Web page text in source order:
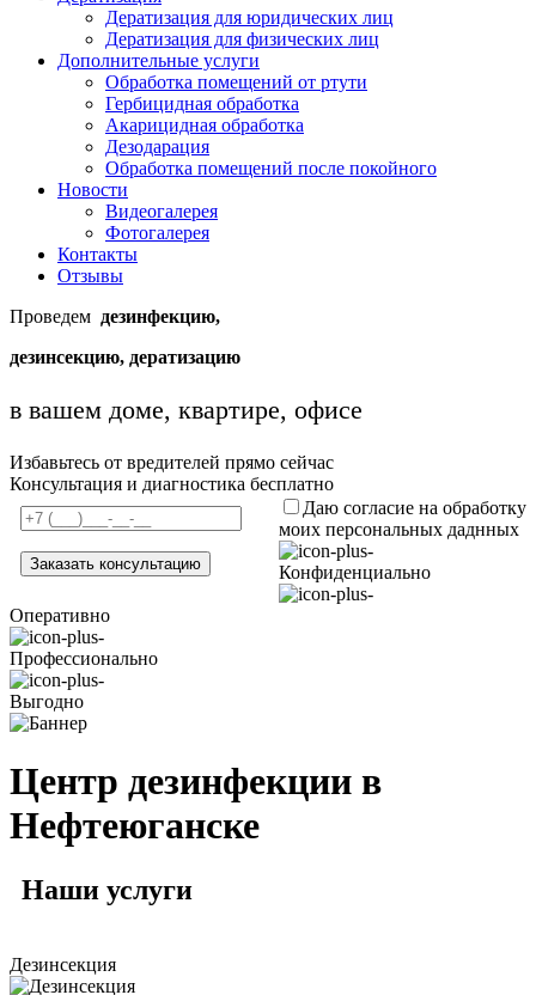
Дератизация для юридических лиц
Дератизация для физических лиц
Дополнительные услуги
Обработка помещений от ртути
Гербицидная обработка
Акарицидная обработка
Дезодарация
Обработка помещений после покойного
Новости
Видеогалерея
Фотогалерея
Контакты
Отзывы
Проведем дезинфекцию,
дезинсекцию, дератизацию
в вашем доме, квартире, офисе
Избавьтесь от вредителей прямо сейчас
Консультация и диагностика бесплатно
Даю согласие на обработку
моих персональных даднных
Конфиденциально
Оперативно
Профессионально
Выгодно
Центр дезинфекции в
Нефтеюганске
Наши услуги
Дезинсекция